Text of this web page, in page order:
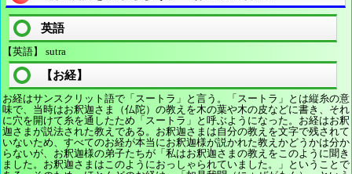
英語
【英語】 sutra
【お経】
お経はサンスクリット語で「スートラ」と言う。「スートラ」とは縦糸の意
味で、当時はお釈迦さま（仏陀）の教えを木の葉や木の皮などに書き、それ
に穴を開けて糸を通したため「スートラ」と呼ぶようになった。お経はお釈
迦さまが説法された教えである。お釈迦さまは自分の教えを文字で残されて
いないため、すべてのお経が本当にお釈迦様が説かれた教えかどうかは分か
らないが、お釈迦様の弟子たちが「私はお釈迦さまの教えをこのように聞き
ました。お釈迦さまはこのようにおっしゃられていました。」ということで